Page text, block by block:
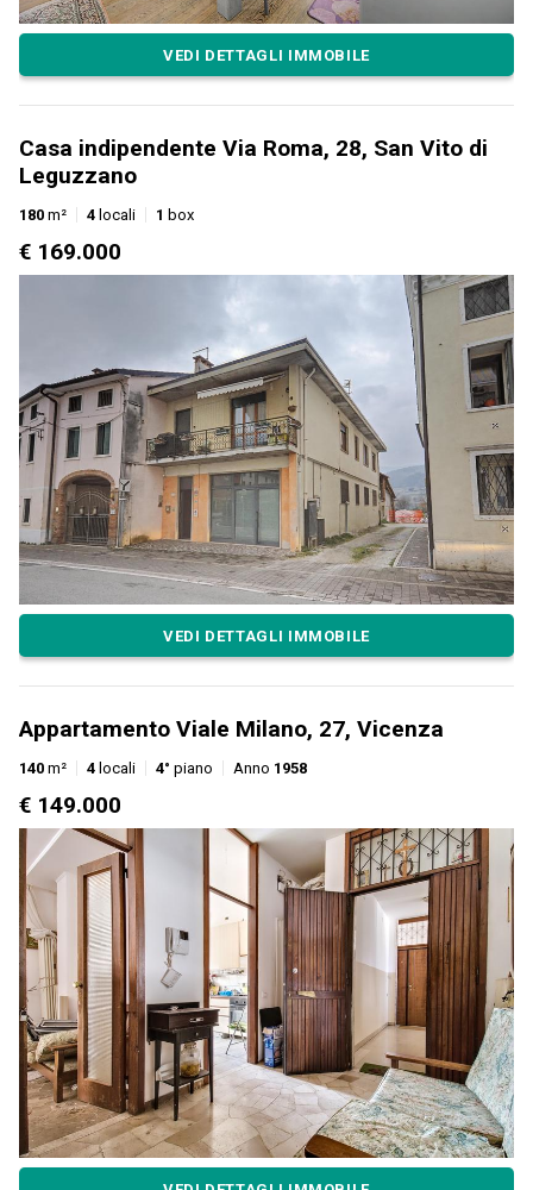
VEDI DETTAGLI IMMOBILE
Casa indipendente Via Roma, 28, San Vito di
Leguzzano
180 m² 4 locali 1 box
€ 169.000
VEDI DETTAGLI IMMOBILE
Appartamento Viale Milano, 27, Vicenza
140 m² 4 locali 4° piano Anno 1958
€ 149.000